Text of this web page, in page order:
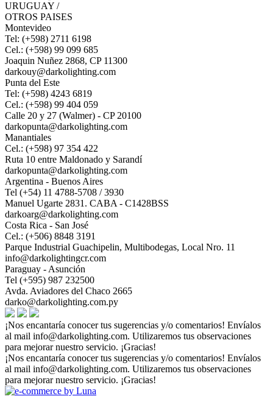
URUGUAY /
OTROS PAISES
Montevideo
Tel: (+598) 2711 6198
Cel.: (+598) 99 099 685
Joaquin Nuñez 2868, CP 11300
darkouy@darkolighting.com
Punta del Este
Tel: (+598) 4243 6819
Cel.: (+598) 99 404 059
Calle 20 y 27 (Walmer) - CP 20100
darkopunta@darkolighting.com
Manantiales
Cel.: (+598) 97 354 422
Ruta 10 entre Maldonado y Sarandí
darkopunta@darkolighting.com
Argentina - Buenos Aires
Tel (+54) 11 4788-5708 / 3930
Manuel Ugarte 2831. CABA - C1428BSS
darkoarg@darkolighting.com
Costa Rica - San José
Cel.: (+506) 8848 3191
Parque Industrial Guachipelin, Multibodegas, Local Nro. 11
info@darkolightingcr.com
Paraguay - Asunción
Tel (+595) 987 232500
Avda. Aviadores del Chaco 2665
darko@darkolighting.com.py
¡Nos encantaría conocer tus sugerencias y/o comentarios! Envíalos
al mail info@darkolighting.com. Utilizaremos tus observaciones
para mejorar nuestro servicio. ¡Gracias!
¡Nos encantaría conocer tus sugerencias y/o comentarios! Envíalos
al mail info@darkolighting.com. Utilizaremos tus observaciones
para mejorar nuestro servicio. ¡Gracias!